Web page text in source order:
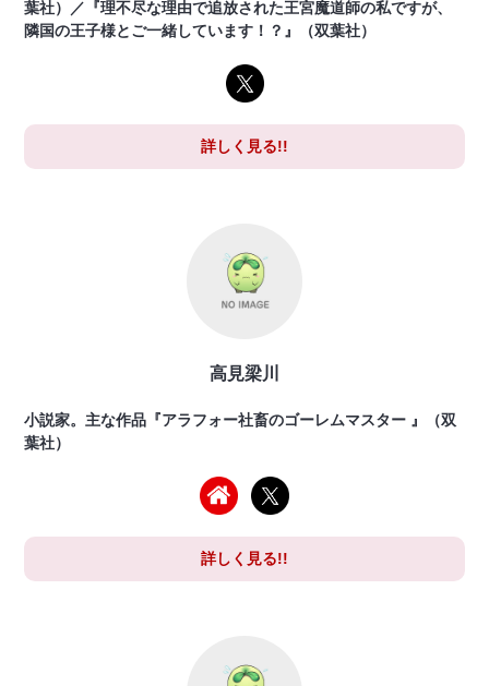
葉社）／『理不尽な理由で追放された王宮魔道師の私ですが、
隣国の王子様とご一緒しています！？』（双葉社）
詳しく見る!!
高見梁川
小説家。主な作品『アラフォー社畜のゴーレムマスター 』（双
葉社）
詳しく見る!!